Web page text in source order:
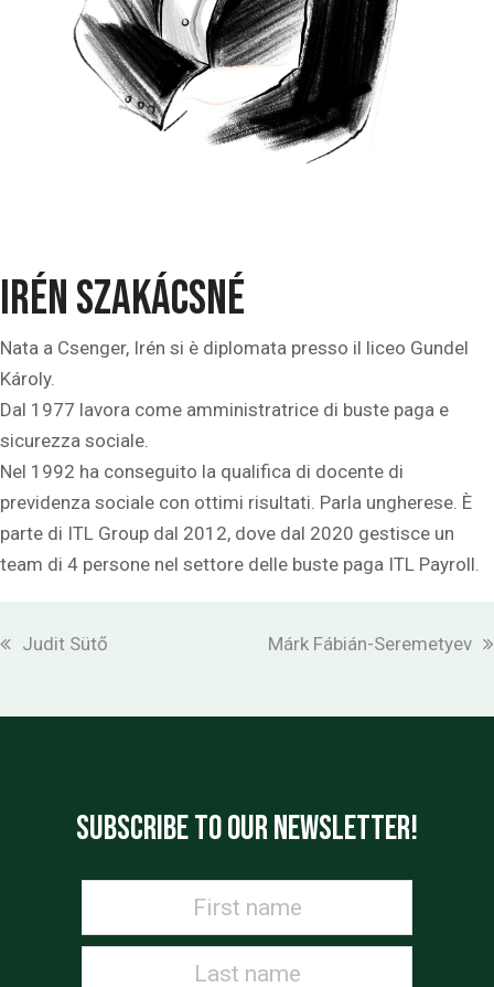
Irén Szakácsné
Nata a Csenger, Irén si è diplomata presso il liceo Gundel
Károly.
Dal 1977 lavora come amministratrice di buste paga e
sicurezza sociale.
Nel 1992 ha conseguito la qualifica di docente di
previdenza sociale con ottimi risultati. Parla ungherese. È
parte di ITL Group dal 2012, dove dal 2020 gestisce un
team di 4 persone nel settore delle buste paga ITL Payroll.
previous
Judit Sütő
next
Márk Fábián-Seremetyev
SUBSCRIBE TO OUR NEWSLETTER!